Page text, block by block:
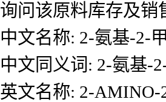
询问该原料库存及销
中文名称: 2-氨基-2-
中文同义词: 2-氨基-
英文名称: 2-AMINO-